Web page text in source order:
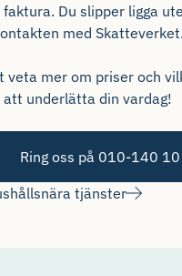
Du slipper ligga
med Skatteverket.
veta mer om priser och
att underlätta din vardag!
Ring oss på 010-140
tjänster